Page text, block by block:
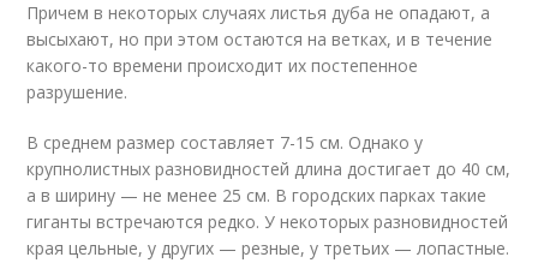
Причем в некоторых случаях листья дуба не опадают, а
высыхают, но при этом остаются на ветках, и в течение
какого-то времени происходит их постепенное
разрушение.
В среднем размер составляет 7-15 см. Однако у
крупнолистных разновидностей длина достигает до 40 см,
а в ширину — не менее 25 см. В городских парках такие
гиганты встречаются редко. У некоторых разновидностей
края цельные, у других — резные, у третьих — лопастные.